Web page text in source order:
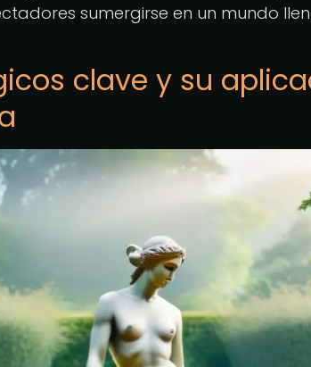
sumergirse en un mundo
clave y su